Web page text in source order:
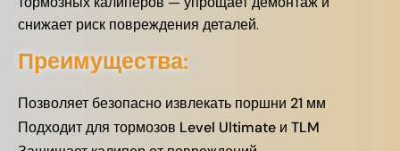
снижает риск повреждения деталей.
Преимущества:
Позволяет безопасно извлекать поршни 21 мм
Подходит для тормозов Level Ultimate и TLM